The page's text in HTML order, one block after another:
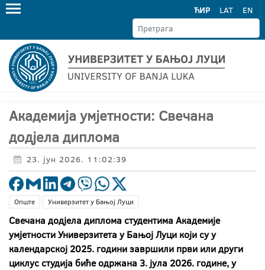
ЋИР LAT EN
Академија умјетности: Свечана
додјела диплома
23. јун 2026. 11:02:39
Опште Универзитет у Бањој Луци
Свечана додјела диплома студентима Академије
умјетности Универзитета у Бањој Луци који су у
календарској 2025. години завршили први или други
циклус студија биће одржана 3. јула 2026. године, у